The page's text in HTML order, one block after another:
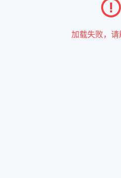
加载失败，请